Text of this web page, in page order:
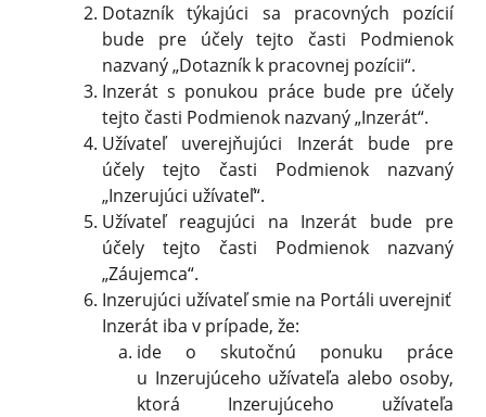
Dotazník týkajúci sa pracovných pozícií
bude pre účely tejto časti Podmienok
nazvaný „Dotazník k pracovnej pozícii“.
Inzerát s ponukou práce bude pre účely
tejto časti Podmienok nazvaný „Inzerát“.
Užívateľ uverejňujúci Inzerát bude pre
účely tejto časti Podmienok nazvaný
„Inzerujúci užívateľ“.
Užívateľ reagujúci na Inzerát bude pre
účely tejto časti Podmienok nazvaný
„Záujemca“.
Inzerujúci užívateľ smie na Portáli uverejniť
Inzerát iba v prípade, že:
ide o skutočnú ponuku práce
u Inzerujúceho užívateľa alebo osoby,
ktorá Inzerujúceho užívateľa